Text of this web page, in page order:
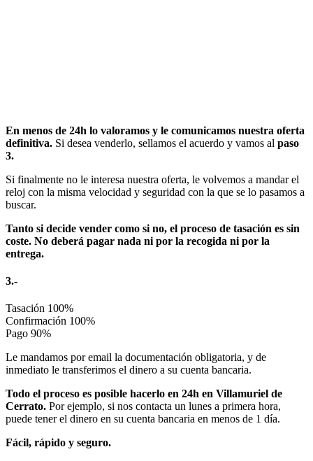
En menos de 24h lo valoramos y le comunicamos nuestra oferta
definitiva. Si desea venderlo, sellamos el acuerdo y vamos al paso
3.
Si finalmente no le interesa nuestra oferta, le volvemos a mandar el
reloj con la misma velocidad y seguridad con la que se lo pasamos a
buscar.
Tanto si decide vender como si no, el proceso de tasación es sin
coste. No deberá pagar nada ni por la recogida ni por la
entrega.
3.-
Tasación 100%
Confirmación 100%
Pago 90%
Le mandamos por email la documentación obligatoria, y de
inmediato le transferimos el dinero a su cuenta bancaria.
Todo el proceso es posible hacerlo en 24h en Villamuriel de
Cerrato. Por ejemplo, si nos contacta un lunes a primera hora,
puede tener el dinero en su cuenta bancaria en menos de 1 día.
Fácil, rápido y seguro.